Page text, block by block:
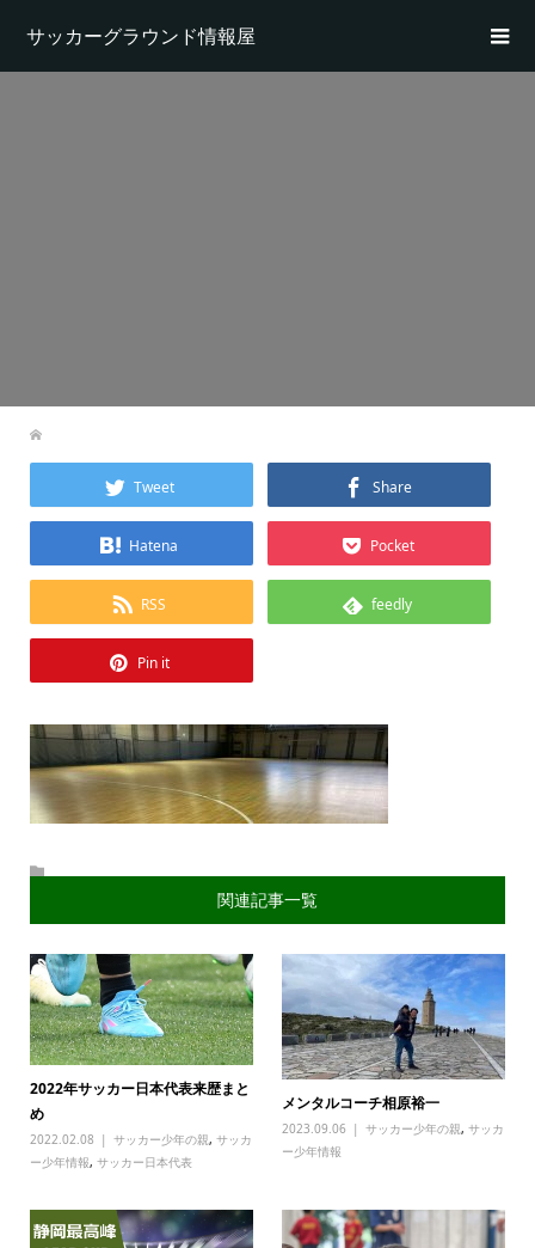
サッカーグラウンド情報屋
Tweet Share
Hatena Pocket
RSS feedly
Pin it
関連記事一覧
2022年サッカー日本代表来歴まと
め
2022.02.08 サッカー少年の親, サッカ
ー少年情報, サッカー日本代表
メンタルコーチ相原裕一
2023.09.06 サッカー少年の親,サッカ
ー少年情報